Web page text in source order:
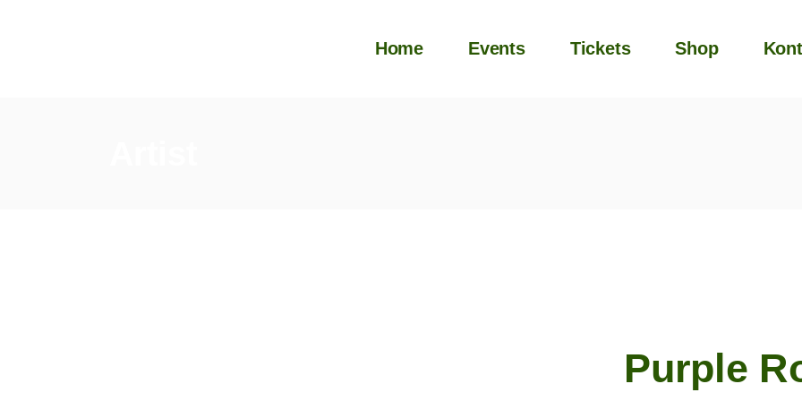
Home Events Tickets Shop
Purple